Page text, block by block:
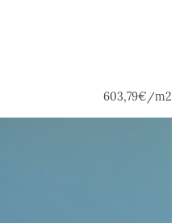
603,79€/m2